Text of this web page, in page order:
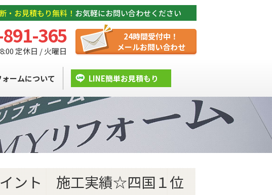
・お見積もり無料！ お気軽にお問い合わせください
365
定休日 / 火曜日
24時間受付中！
メールお問い合わせ
ームについて LINE簡単お見積もり
ント 施工実績☆四国１位